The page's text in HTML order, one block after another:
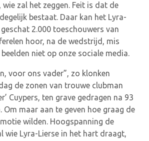
wie zal het zeggen. Feit is dat de
bestaat. Daar kan het Lyra-
2.000 toeschouwers van
hoor, na de wedstrijd, mis
niet op onze sociale media.
voor ons vader”, zo klonken
de zonen van trouwe clubman
Cuypers, ten grave gedragen na 93
Om maar aan te geven hoe graag de
wilden. Hoogspanning de
wie Lyra-Lierse in het hart draagt,